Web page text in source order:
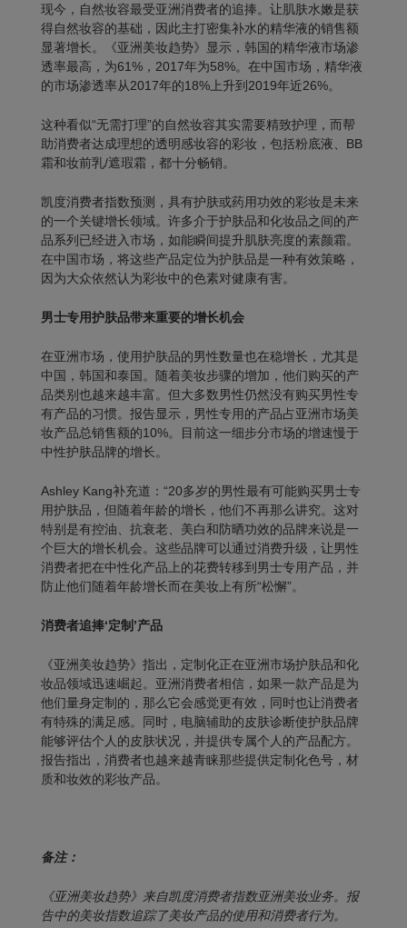
现今，自然妆容最受亚洲消费者的追捧。让肌肤水嫩是获
得自然妆容的基础，因此主打密集补水的精华液的销售额
显著增长。《亚洲美妆趋势》显示，韩国的精华液市场渗
透率最高，为61%，2017年为58%。在中国市场，精华液
的市场渗透率从2017年的18%上升到2019年近26%。
这种看似“无需打理”的自然妆容其实需要精致护理，而帮
助消费者达成理想的透明感妆容的彩妆，包括粉底液、BB
霜和妆前乳/遮瑕霜，都十分畅销。
凯度消费者指数预测，具有护肤或药用功效的彩妆是未来
的一个关键增长领域。许多介于护肤品和化妆品之间的产
品系列已经进入市场，如能瞬间提升肌肤亮度的素颜霜。
在中国市场，将这些产品定位为护肤品是一种有效策略，
因为大众依然认为彩妆中的色素对健康有害。
男士专用护肤品带来重要的增长机会
在亚洲市场，使用护肤品的男性数量也在稳增长，尤其是
中国，韩国和泰国。随着美妆步骤的增加，他们购买的产
品类别也越来越丰富。但大多数男性仍然没有购买男性专
有产品的习惯。报告显示，男性专用的产品占亚洲市场美
妆产品总销售额的10%。目前这一细步分市场的增速慢于
中性护肤品牌的增长。
Ashley Kang补充道：“20多岁的男性最有可能购买男士专
用护肤品，但随着年龄的增长，他们不再那么讲究。这对
特别是有控油、抗衰老、美白和防晒功效的品牌来说是一
个巨大的增长机会。这些品牌可以通过消费升级，让男性
消费者把在中性化产品上的花费转移到男士专用产品，并
防止他们随着年龄增长而在美妆上有所“松懈”。
消费者追捧‘定制’产品
《亚洲美妆趋势》指出，定制化正在亚洲市场护肤品和化
妆品领域迅速崛起。亚洲消费者相信，如果一款产品是为
他们量身定制的，那么它会感觉更有效，同时也让消费者
有特殊的满足感。同时，电脑辅助的皮肤诊断使护肤品牌
能够评估个人的皮肤状况，并提供专属个人的产品配方。
报告指出，消费者也越来越青睐那些提供定制化色号，材
质和妆效的彩妆产品。
备注：
《亚洲美妆趋势》来自凯度消费者指数亚洲美妆业务。报
告中的美妆指数追踪了美妆产品的使用和消费者行为。